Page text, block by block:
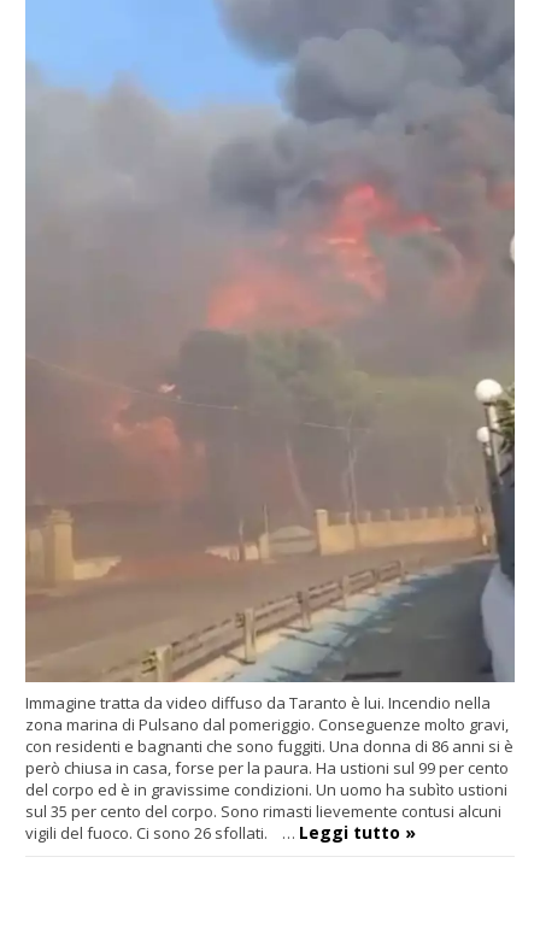
Immagine tratta da video diffuso da Taranto è lui. Incendio nella
zona marina di Pulsano dal pomeriggio. Conseguenze molto gravi,
con residenti e bagnanti che sono fuggiti. Una donna di 86 anni si è
però chiusa in casa, forse per la paura. Ha ustioni sul 99 per cento
del corpo ed è in gravissime condizioni. Un uomo ha subìto ustioni
sul 35 per cento del corpo. Sono rimasti lievemente contusi alcuni
vigili del fuoco. Ci sono 26 sfollati. … Leggi tutto »